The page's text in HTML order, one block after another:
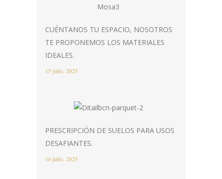
CUÉNTANOS TU ESPACIO, NOSOTROS
TE PROPONEMOS LOS MATERIALES
IDEALES.
15 julio, 2025
PRESCRIPCIÓN DE SUELOS PARA USOS
DESAFIANTES.
10 julio, 2025